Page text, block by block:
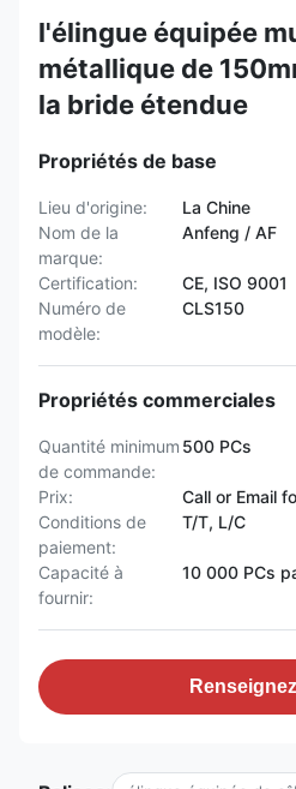
l'élingue équipée
métallique de
la bride étendue
Propriétés de base
Lieu d'origine:
La Chine
Nom de la
marque:
Anfeng / AF
Certification:
CE, ISO 9001
Numéro de
modèle:
CLS150
Propriétés commerciales
Quantité minimum
de commande:
500 PCs
Prix:
Call or Email
Conditions de
paiement:
T/T, L/C
Capacité à
fournir:
10 000 PCs